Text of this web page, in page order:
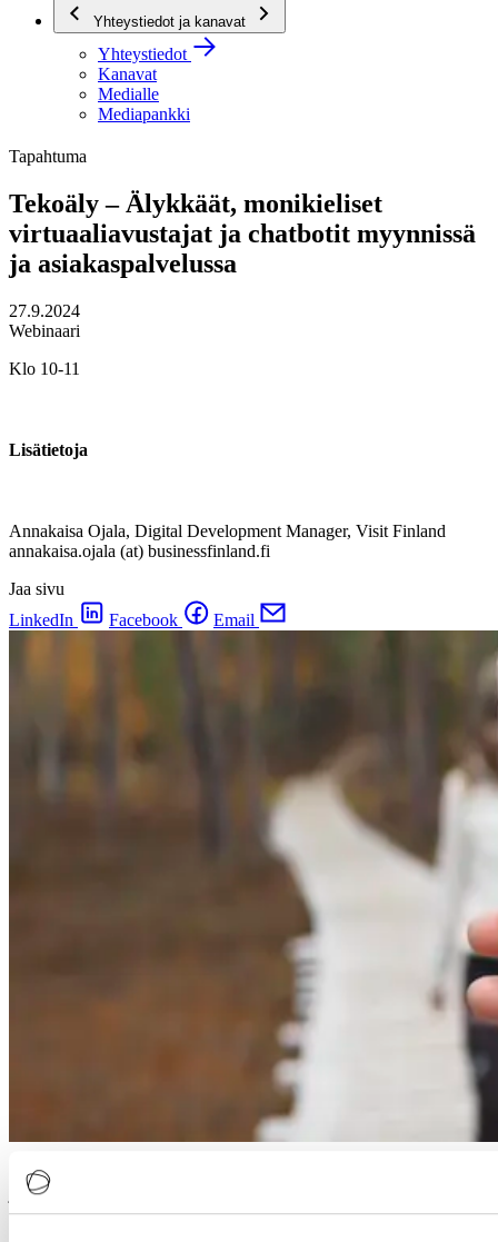
Yhteystiedot ja kanavat
Yhteystiedot
Kanavat
Medialle
Mediapankki
Tapahtuma
Tekoäly – Älykkäät, monikieliset
virtuaaliavustajat ja chatbotit myynnissä
ja asiakaspalvelussa
27.9.2024
Webinaari
Klo 10-11
Lisätietoja
Annakaisa Ojala, Digital Development Manager, Visit Finland
annakaisa.ojala (at) businessfinland.fi
Jaa sivu
LinkedIn
Facebook Email
Opi luomaan oma virtuaaliavustaja tai chatbot, jonka voit valjastaa
joko sisäiseen käyttöön tai asiakkaille myyntiin ja asiakaspalveluun.
Webinaarissa luodaan tyhjästä uusi botti, joka osaa puhua lähes